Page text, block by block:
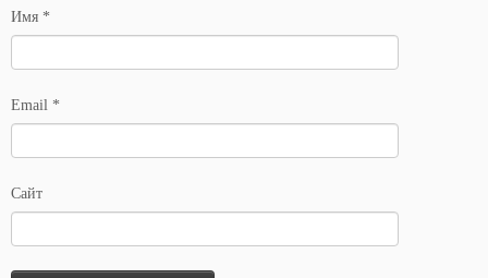
Имя *
Email *
Сайт